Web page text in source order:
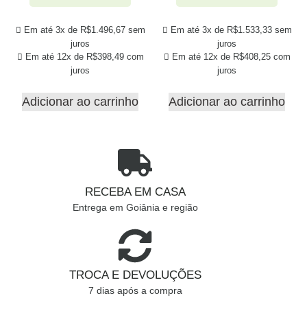
Em até 3x de R$1.496,67sem
juros
Em até 12x de R$398,49com
juros
Adicionar ao carrinho
Em até 3x de R$1.533,33sem
juros
Em até 12x de R$408,25com
juros
Adicionar ao carrinho
RECEBA EM CASA
Entrega em Goiânia e região
TROCA E DEVOLUÇÕES
7 dias após a compra